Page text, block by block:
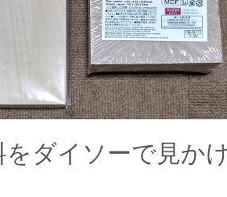
をダイソーで見か